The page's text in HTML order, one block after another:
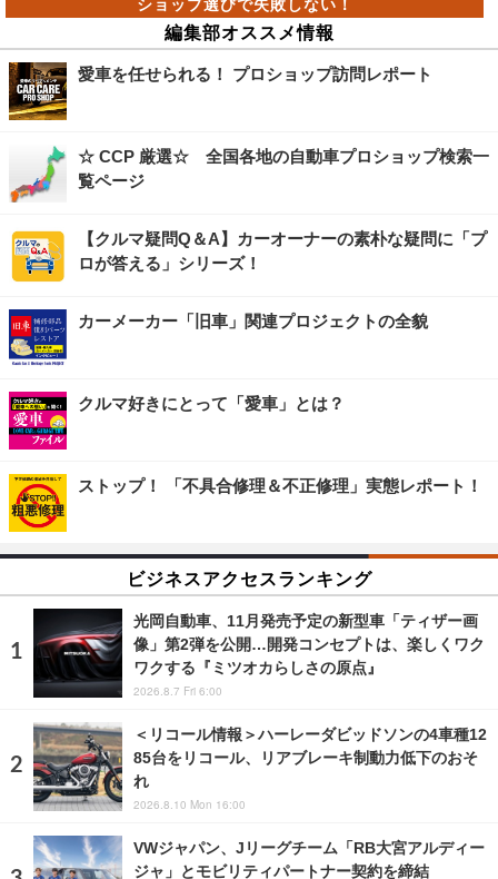
編集部オススメ情報
愛車を任せられる！ プロショップ訪問レポート
☆ CCP 厳選☆ 全国各地の自動車プロショップ検索一
覧ページ
【クルマ疑問Q＆A】カーオーナーの素朴な疑問に「プ
ロが答える」シリーズ！
カーメーカー「旧車」関連プロジェクトの全貌
クルマ好きにとって「愛車」とは？
ストップ！ 「不具合修理＆不正修理」実態レポート！
ビジネスアクセスランキング
光岡自動車、11月発売予定の新型車「ティザー画
像」第2弾を公開…開発コンセプトは、楽しくワク
ワクする『ミツオカらしさの原点』
2026.8.7 Fri 6:00
＜リコール情報＞ハーレーダビッドソンの4車種12
85台をリコール、リアブレーキ制動力低下のおそ
れ
2026.8.10 Mon 16:00
VWジャパン、Jリーグチーム「RB大宮アルディー
ジャ」とモビリティパートナー契約を締結